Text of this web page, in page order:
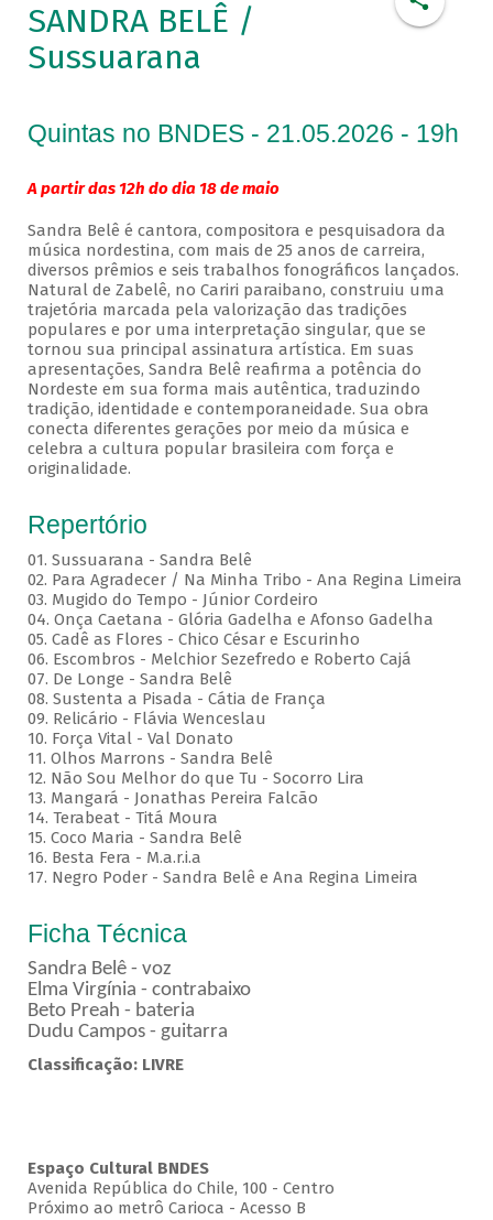
SANDRA BELÊ /
Sussuarana
Quintas no BNDES - 21.05.2026 - 19h
A partir das 12h do dia 18 de maio
Sandra Belê é cantora, compositora e pesquisadora da
música nordestina, com mais de 25 anos de carreira,
diversos prêmios e seis trabalhos fonográficos lançados.
Natural de Zabelê, no Cariri paraibano, construiu uma
trajetória marcada pela valorização das tradições
populares e por uma interpretação singular, que se
tornou sua principal assinatura artística. Em suas
apresentações, Sandra Belê reafirma a potência do
Nordeste em sua forma mais autêntica, traduzindo
tradição, identidade e contemporaneidade. Sua obra
conecta diferentes gerações por meio da música e
celebra a cultura popular brasileira com força e
originalidade.
Repertório
01. Sussuarana - Sandra Belê
02. Para Agradecer / Na Minha Tribo - Ana Regina Limeira
03. Mugido do Tempo - Júnior Cordeiro
04. Onça Caetana - Glória Gadelha e Afonso Gadelha
05. Cadê as Flores - Chico César e Escurinho
06. Escombros - Melchior Sezefredo e Roberto Cajá
07. De Longe - Sandra Belê
08. Sustenta a Pisada - Cátia de França
09. Relicário - Flávia Wenceslau
10. Força Vital - Val Donato
11. Olhos Marrons - Sandra Belê
12. Não Sou Melhor do que Tu - Socorro Lira
13. Mangará - Jonathas Pereira Falcão
14. Terabeat - Titá Moura
15. Coco Maria - Sandra Belê
16. Besta Fera - M.a.r.i.a
17. Negro Poder - Sandra Belê e Ana Regina Limeira
Ficha Técnica
Sandra Belê - voz
Elma Virgínia - contrabaixo
Beto Preah - bateria
Dudu Campos - guitarra
Classificação: LIVRE
Espaço Cultural BNDES
Avenida República do Chile, 100 - Centro
Próximo ao metrô Carioca - Acesso B